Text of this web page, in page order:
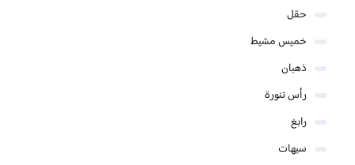
حقل
خميس مشيط
ذهبان
رأس تنورة
رابغ
سيهات